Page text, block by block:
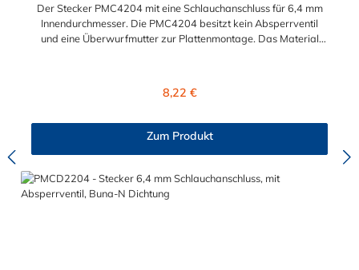
Der Stecker PMC4204 mit eine Schlauchanschluss für 6,4 mm
Innendurchmesser. Die PMC4204 besitzt kein Absperrventil
und eine Überwurfmutter zur Plattenmontage. Das Material
der PMC-, PMC12- und MC- Serie kombinieren.
Regulärer Preis:
8,22 €
Zum Produkt